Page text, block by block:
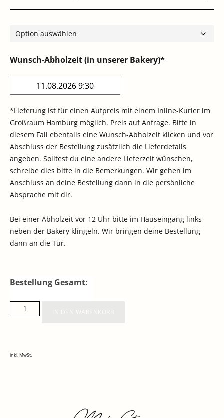
Wunsch-Abholzeit (in unserer Bakery)*
*Lieferung ist für einen Aufpreis mit einem Inline-Kurier im
Großraum Hamburg möglich. Preis auf Anfrage. Bitte in
diesem Fall ebenfalls eine Wunsch-Abholzeit klicken und vor
Abschluss der Bestellung zusätzlich die Lieferdetails
angeben. Solltest du eine andere Lieferzeit wünschen,
schreibe dies bitte in die Bemerkungen. Wir gehen im
Anschluss an deine Bestellung dann in die persönliche
Absprache mit dir.
Bei einer Abholzeit vor 12 Uhr bitte im Hauseingang links
neben der Bakery klingeln. Wir bringen deine Bestellung
dann an die Tür.
Bestellung Gesamt:
inkl. MwSt.